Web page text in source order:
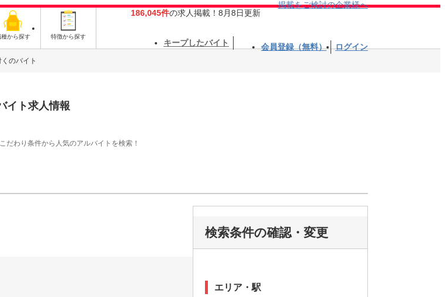
種から探す 特徴から探す
186,045件の求人掲載！8月8日更新
掲載をご検討の企業様へ
キープしたバイト 会員登録（無料） ログイン
のバイト
イト求人情報
だわり条件から人気のアルバイトを検索！
検索条件の確認・変更
エリア・駅